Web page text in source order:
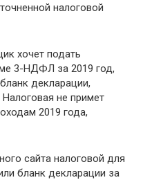
налоговой
хочет подать
3-НДФЛ за 2019 год,
декларации,
не примет
2019 года,
сайта налоговой для
бланк декларации за